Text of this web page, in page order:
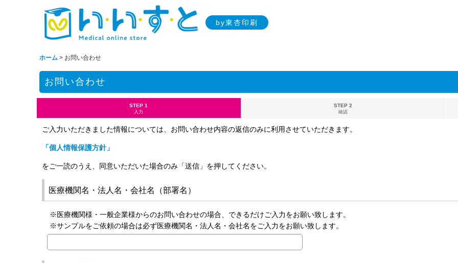
by東杏印刷
ホーム > お問い合わせ
お問い合わせ
STEP 1
入力
STEP 2
確認
ご入力いただきました情報については、お問い合わせ内容の返信のみに利用させていただきます。
「個人情報保護方針」
をご一読のうえ、同意いただいた場合のみ「送信」を押してください。
医療機関名・法人名・会社名（部署名）
※医療機関様・一般企業様からのお問い合わせの場合、できるだけご入力をお願い致します。
※サンプルをご依頼の場合は必ず医療機関名・法人名・会社名をご入力をお願い致します。